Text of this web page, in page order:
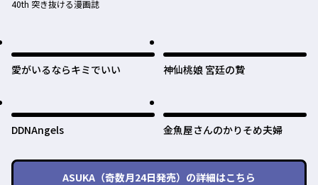
40th 突き抜ける漫画誌
愛がいるならキミでいい 神仙桃娘 宮廷の贄
DDNAngels 金魚屋さんのかりそめ夫婦
ASUKA（奇数月24日発売） の詳細はこちら